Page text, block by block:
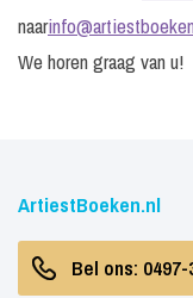
naar
We horen graag van u!
ArtiestBoeken.nl
Bel ons: 0497-